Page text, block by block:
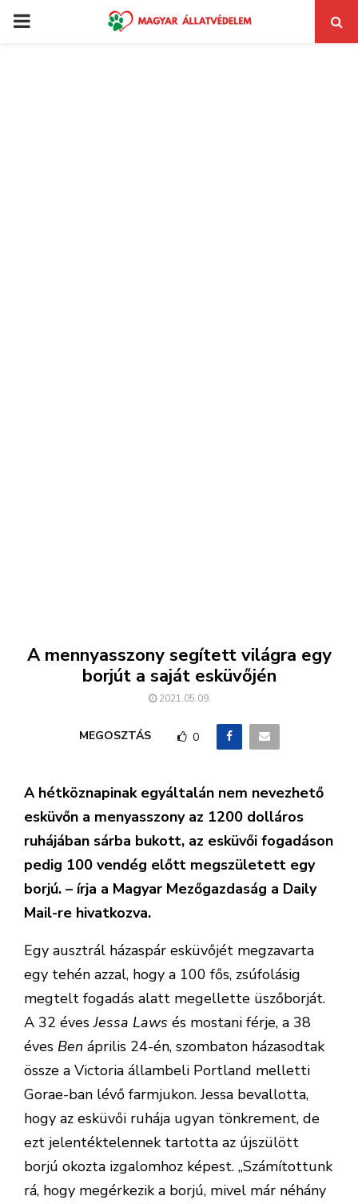
PRIMARY
A mennyasszony segített világra egy
borjút a saját esküvőjén
2021.05.09.
MEGOSZTÁS 0
A hétköznapinak egyáltalán nem nevezhető
esküvőn a menyasszony az 1200 dolláros
ruhájában sárba bukott, az esküvői fogadáson
pedig 100 vendég előtt megszületett egy
borjú. – írja a Magyar Mezőgazdaság a Daily
Mail-re hivatkozva.
Egy ausztrál házaspár esküvőjét megzavarta
egy tehén azzal, hogy a 100 fős, zsúfolásig
megtelt fogadás alatt megellette üszőborját.
A 32 évesJessa Laws és mostani férje, a 38
éves Ben április 24-én, szombaton házasodtak
össze a Victoria állambeli Portland melletti
Gorae-ban lévő farmjukon. Jessa bevallotta,
hogy az esküvői ruhája ugyan tönkrement, de
ezt jelentéktelennek tartotta az újszülött
borjú okozta izgalomhoz képest. „Számítottunk
rá, hogy megérkezik a borjú, mivel már néhány